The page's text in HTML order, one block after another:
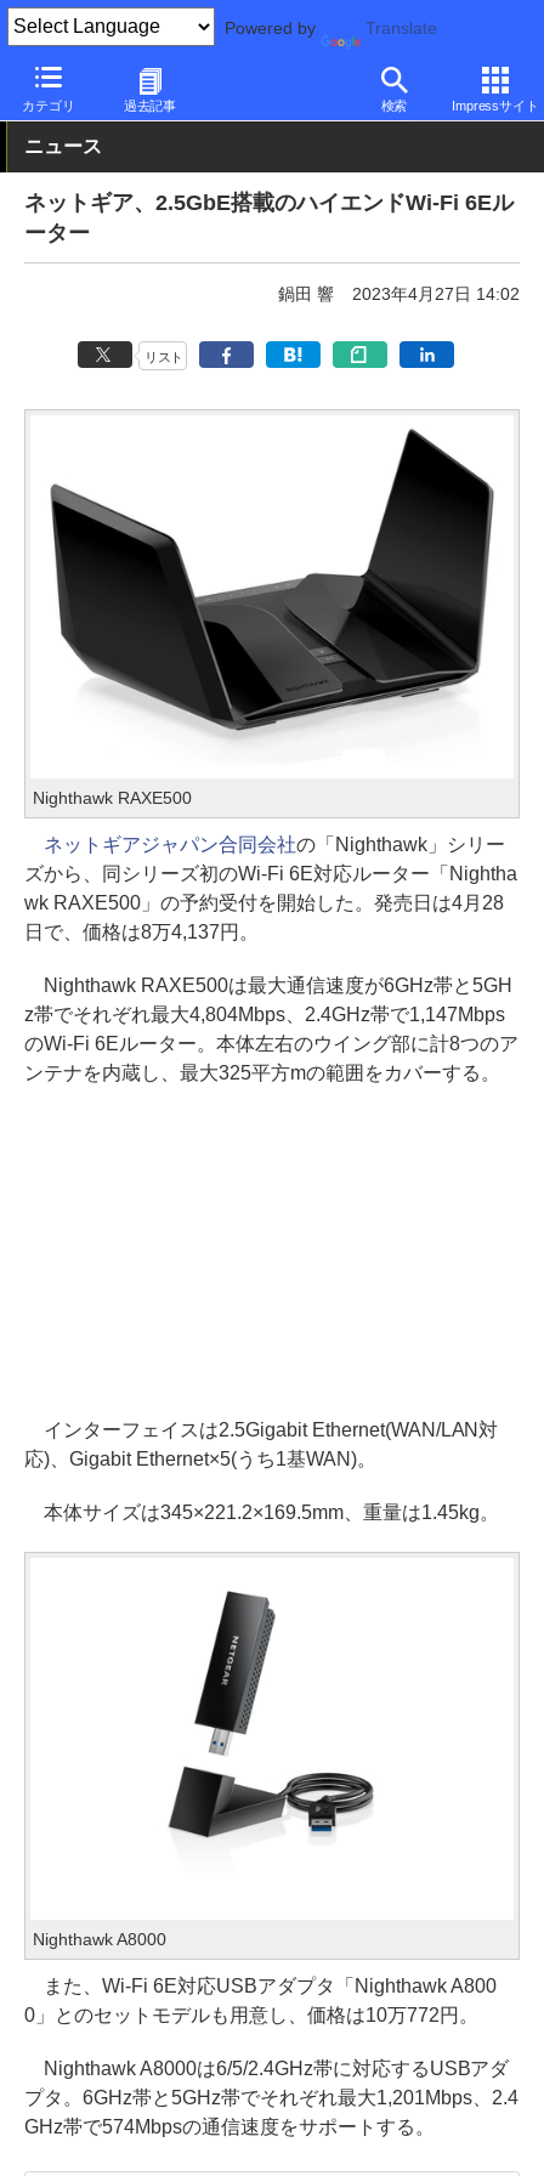
Powered by Translate
カテゴリ 過去記事 検索 Impressサイト
PC Watch 半導体/周辺機器 NETGEAR
ニュース
ネットギア、2.5GbE搭載のハイエンドWi-Fi 6Eル
ーター
鍋田 響 2023年4月27日 14:02
リスト
Nighthawk RAXE500
ネットギアジャパン合同会社の「Nighthawk」シリー
ズから、同シリーズ初のWi-Fi 6E対応ルーター「Nightha
wk RAXE500」の予約受付を開始した。発売日は4月28
日で、価格は8万4,137円。
Nighthawk RAXE500は最大通信速度が6GHz帯と5GH
z帯でそれぞれ最大4,804Mbps、2.4GHz帯で1,147Mbps
のWi-Fi 6Eルーター。本体左右のウイング部に計8つのア
ンテナを内蔵し、最大325平方mの範囲をカバーする。
インターフェイスは2.5Gigabit Ethernet(WAN/LAN対
応)、Gigabit Ethernet×5(うち1基WAN)。
本体サイズは345×221.2×169.5mm、重量は1.45kg。
Nighthawk A8000
また、Wi-Fi 6E対応USBアダプタ「Nighthawk A800
0」とのセットモデルも用意し、価格は10万772円。
Nighthawk A8000は6/5/2.4GHz帯に対応するUSBアダ
プタ。6GHz帯と5GHz帯でそれぞれ最大1,201Mbps、2.4
GHz帯で574Mbpsの通信速度をサポートする。